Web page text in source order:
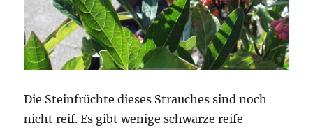
Die Steinfrüchte dieses Strauches sind noch
nicht reif. Es gibt wenige schwarze reife